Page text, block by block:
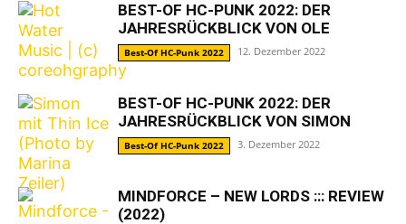
BEST-OF HC-PUNK 2022: DER
JAHRESRÜCKBLICK VON OLE
Best-Of HC-Punk 2022 12. Dezember 2022
BEST-OF HC-PUNK 2022: DER
JAHRESRÜCKBLICK VON SIMON
Best-Of HC-Punk 2022 3. Dezember 2022
MINDFORCE – NEW LORDS ::: REVIEW
(2022)